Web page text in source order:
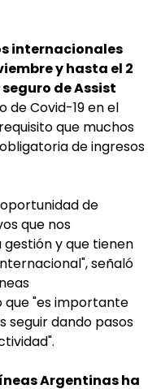
internacionales
y hasta el 2
de Assist
de Covid-19 en el
que muchos
de ingresos
de
que nos
y que tienen
señaló
que "es importante
seguir dando pasos
Argentinas ha